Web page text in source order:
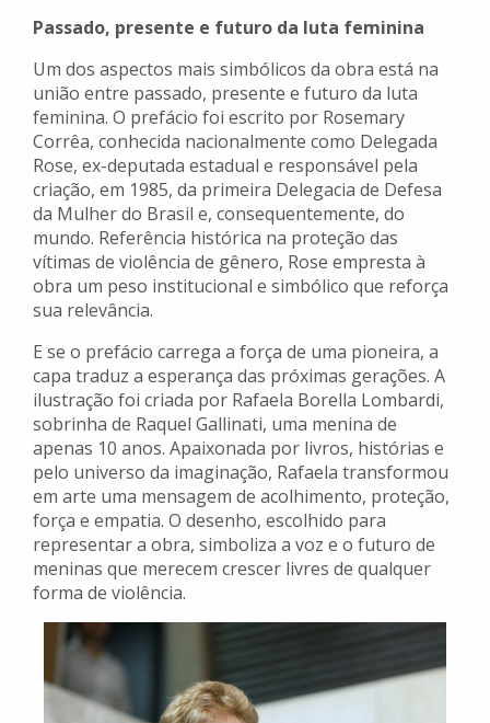
Passado, presente e futuro da luta feminina
Um dos aspectos mais simbólicos da obra está na
união entre passado, presente e futuro da luta
feminina. O prefácio foi escrito por Rosemary
Corrêa, conhecida nacionalmente como Delegada
Rose, ex-deputada estadual e responsável pela
criação, em 1985, da primeira Delegacia de Defesa
da Mulher do Brasil e, consequentemente, do
mundo. Referência histórica na proteção das
vítimas de violência de gênero, Rose empresta à
obra um peso institucional e simbólico que reforça
sua relevância.
E se o prefácio carrega a força de uma pioneira, a
capa traduz a esperança das próximas gerações. A
ilustração foi criada por Rafaela Borella Lombardi,
sobrinha de Raquel Gallinati, uma menina de
apenas 10 anos. Apaixonada por livros, histórias e
pelo universo da imaginação, Rafaela transformou
em arte uma mensagem de acolhimento, proteção,
força e empatia. O desenho, escolhido para
representar a obra, simboliza a voz e o futuro de
meninas que merecem crescer livres de qualquer
forma de violência.